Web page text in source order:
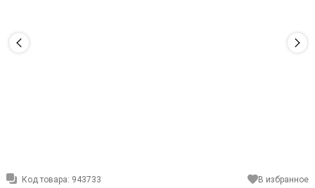
Код товара: 943733 В избранное